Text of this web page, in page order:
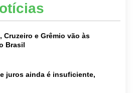
Cruzeiro e Grêmio vão às
Brasil
juros ainda é insuficiente,